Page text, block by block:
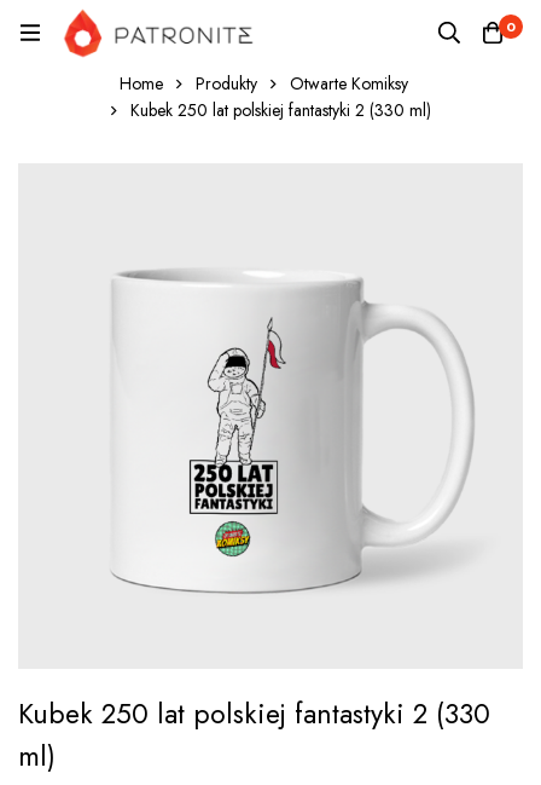
0
Home Produkty
Otwarte Komiksy
Kubek 250 lat polskiej fantastyki 2 (330 ml)
Kubek 250 lat polskiej fantastyki 2 (330
ml)